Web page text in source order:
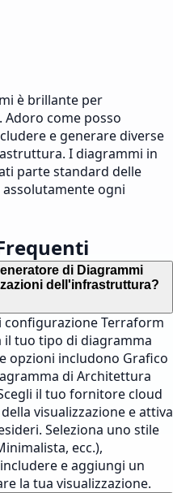
è brillante per
come posso
e generare diverse
I diagrammi in
parte standard delle
ogni
di Diagrammi
dell'infrastruttura?
configurazione Terraform
il tuo tipo di diagramma
opzioni includono Grafico
di Architettura
il tuo fornitore cloud
visualizzazione e attiva
Seleziona uno stile
ecc.),
e aggiungi un
la tua visualizzazione.